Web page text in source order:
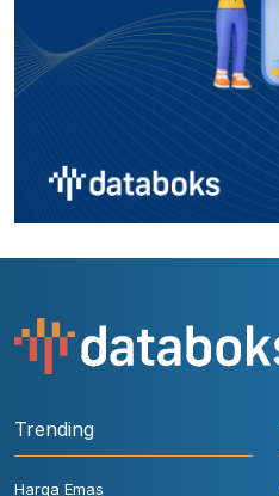
Trending
Harga Emas